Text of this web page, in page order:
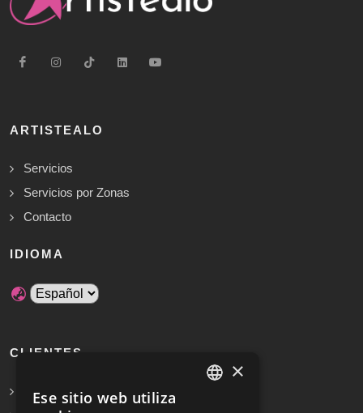
ARTISTEALO
Servicios
Servicios por Zonas
Contacto
IDIOMA
CLIENTES
Solicita Presupuesto Gratis
×
Ese sitio web utiliza